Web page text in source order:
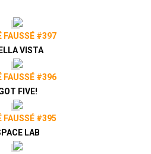
aventuriers
Paper
cherche à
FAUSSÉ #397
VISTA
FAUSSÉ #396
FIVE!
FAUSSÉ #395
LAB